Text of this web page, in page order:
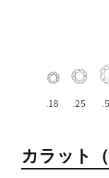
カラット（